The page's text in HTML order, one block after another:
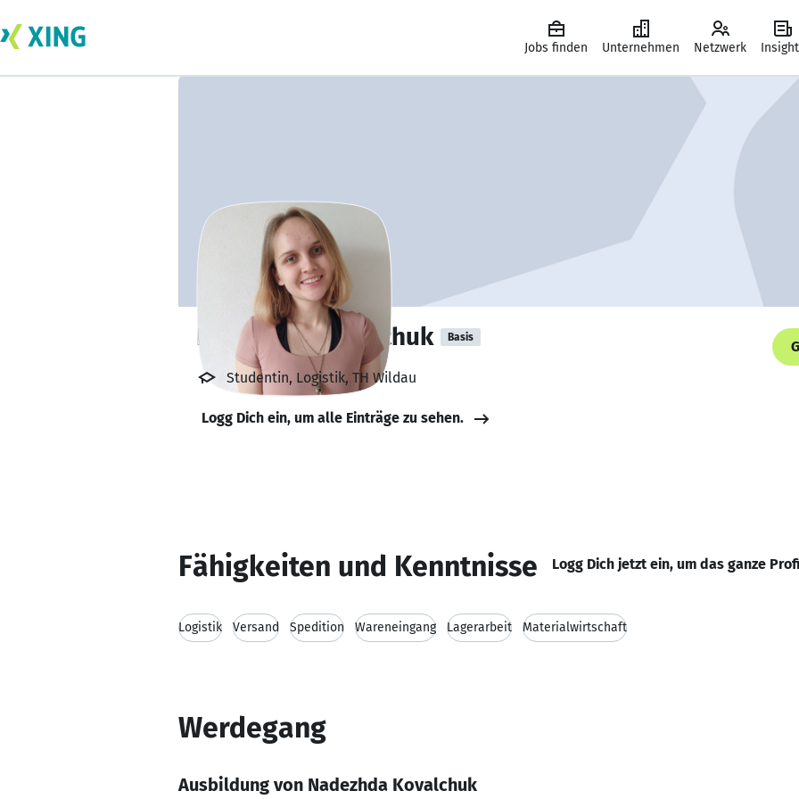
Jobs finden Unternehmen Netzwerk
Nadezhda Kovalchuk Basis
Studentin, Logistik, TH Wildau
Logg Dich ein, um alle Einträge zu sehen.
Fähigkeiten und Kenntnisse Logg Dich jetzt ein, um das ganze
Logistik Versand Spedition Wareneingang Lagerarbeit Materialwirtschaft
Werdegang
Ausbildung von Nadezhda Kovalchuk